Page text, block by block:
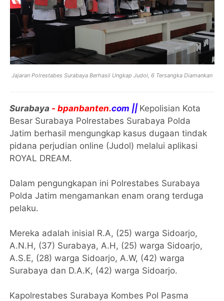
Jajaran Polrestabes Surabaya Berhasil Ungkap Judol, 6 Tersangka Diamankan
Surabaya - bpanbanten.com || Kepolisian Kota
Besar Surabaya Polrestabes Surabaya Polda
Jatim berhasil mengungkap kasus dugaan tindak
pidana perjudian online (Judol) melalui aplikasi
ROYAL DREAM.
Dalam pengungkapan ini Polrestabes Surabaya
Polda Jatim mengamankan enam orang terduga
pelaku.
Mereka adalah inisial R.A, (25) warga Sidoarjo,
A.N.H, (37) Surabaya, A.H, (25) warga Sidoarjo,
A.S.E, (28) warga Sidoarjo, A.W, (42) warga
Surabaya dan D.A.K, (42) warga Sidoarjo.
Kapolrestabes Surabaya Kombes Pol Pasma